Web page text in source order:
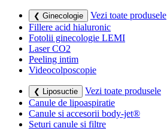
❮ Ginecologie
Vezi toate produsele
Fillere acid hialuronic
Fotolii ginecologie LEMI
Laser CO2
Peeling intim
Videocolposcopie
❮ Liposuctie
Vezi toate produsele
Canule de lipoaspiratie
Canule si accesorii body-jet®
Seturi canule si filtre